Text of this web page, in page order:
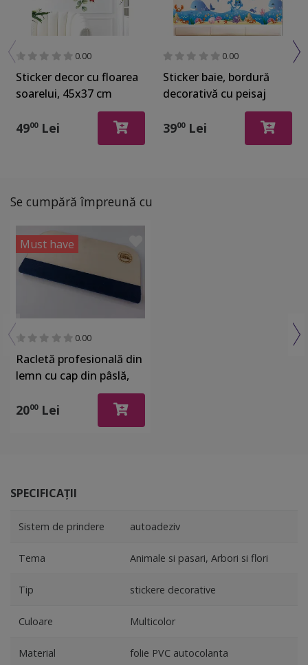
0.00
Sticker decor cu floarea
soarelui, 45x37 cm
4900Lei
0.00
Sticker baie, bordură
decorativă cu peisaj
marin, 25x140 cm
3900Lei
Se cumpără împreună cu
Must have
0.00
Racletă profesională din
lemn cu cap din pâslă,
dimensiune 10x20 cm
2000Lei
SPECIFICAȚII
Sistem de prindere autoadeziv
Tema Animale si pasari, Arbori si flori
Tip stickere decorative
Culoare Multicolor
Material folie PVC autocolanta